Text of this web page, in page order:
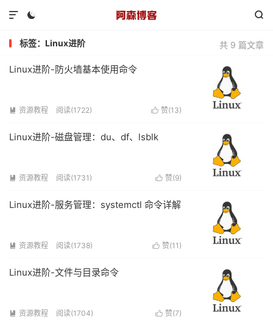
 

共 9 篇文章
标签：Linux进阶
Linux进阶-防火墙基本使用命令
 赞(13)
 资源教程 阅读(1722)
Linux进阶-磁盘管理：du、df、lsblk
 赞(9)
 资源教程 阅读(1731)
Linux进阶-服务管理：systemctl 命令详解
 赞(11 )
 资源教程 阅读(1738)
Linux进阶-文件与目录命令
 赞(7)
 资源教程 阅读(1704)